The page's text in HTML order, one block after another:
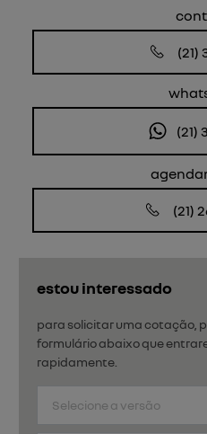
estou interessado
para solicitar uma cotação,
formulário abaixo que
rapidamente.
(21)
(21)
(21)